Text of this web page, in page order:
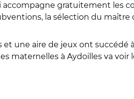
gratuitement les
la sélection du maître
une aire de jeux ont
maternelles à Aydoilles va voir